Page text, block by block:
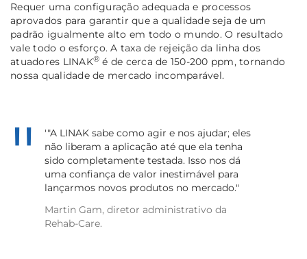
Requer uma configuração adequada e processos
aprovados para garantir que a qualidade seja de um
padrão igualmente alto em todo o mundo. O resultado
vale todo o esforço. A taxa de rejeição da linha dos
atuadores LINAK® é de cerca de 150-200 ppm, tornando
nossa qualidade de mercado incomparável.
'"A LINAK sabe como agir e nos ajudar; eles
não liberam a aplicação até que ela tenha
sido completamente testada. Isso nos dá
uma confiança de valor inestimável para
lançarmos novos produtos no mercado."
Martin Gam, diretor administrativo da
Rehab-Care.